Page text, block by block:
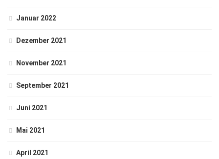
Januar 2022
Dezember 2021
November 2021
September 2021
Juni 2021
Mai 2021
April 2021